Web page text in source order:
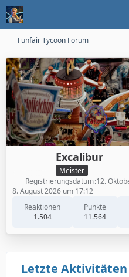
Funfair Tycoon Forum
Excalibur
Meister
Reaktionen
1.504
Punkte
11.564
Registrierungsdatum 12.
8. August 2026 um 17:12
Letzte Aktivitäten